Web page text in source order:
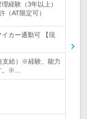
経験（3年以上）
AT限定可）
カー通勤可 【現
支給）※経験、能力
。※…